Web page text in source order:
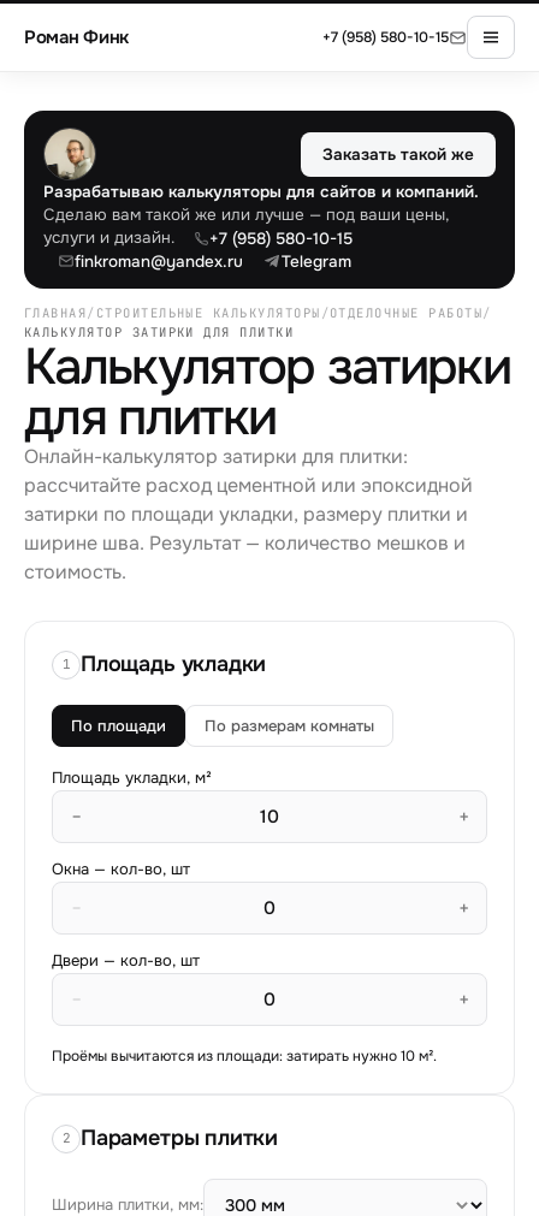
Роман Финк +7 (958) 580-10-15
Разрабатываю калькуляторы для сайтов и компаний.
Сделаю вам такой же или лучше — под ваши цены,
услуги и дизайн.
+7 (958) 580-10-15
finkroman@yandex.ru
Telegram
Заказать такой же
ГЛАВНАЯ/ СТРОИТЕЛЬНЫЕ КАЛЬКУЛЯТОРЫ / ОТДЕЛОЧНЫЕ РАБОТЫ/
КАЛЬКУЛЯТОР ЗАТИРКИ ДЛЯ ПЛИТКИ
Калькулятор затирки
для плитки
Онлайн-калькулятор затирки для плитки:
рассчитайте расход цементной или эпоксидной
затирки по площади укладки, размеру плитки и
ширине шва. Результат — количество мешков и
стоимость.
1 Площадь укладки
По площади По размерам комнаты
Площадь укладки, м²
− +
Окна — кол-во, шт
− +
Двери — кол-во, шт
− +
Проёмы вычитаются из площади: затирать нужно10м².
2 Параметры плитки
Ширина плитки, мм: